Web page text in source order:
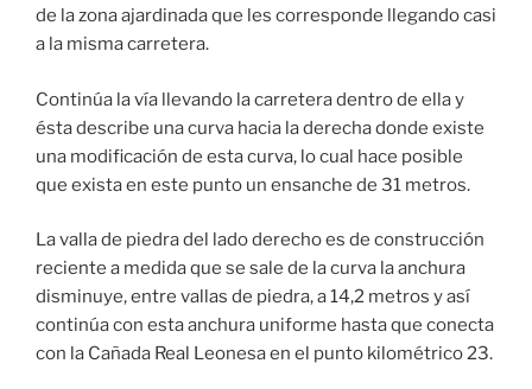
de la zona ajardinada que les corresponde llegando casi
a la misma carretera.
Continúa la vía llevando la carretera dentro de ella y
ésta describe una curva hacia la derecha donde existe
una modificación de esta curva, lo cual hace posible
que exista en este punto un ensanche de 31 metros.
La valla de piedra del lado derecho es de construcción
reciente a medida que se sale de la curva la anchura
disminuye, entre vallas de piedra, a 14,2 metros y así
continúa con esta anchura uniforme hasta que conecta
con la Cañada Real Leonesa en el punto kilométrico 23.